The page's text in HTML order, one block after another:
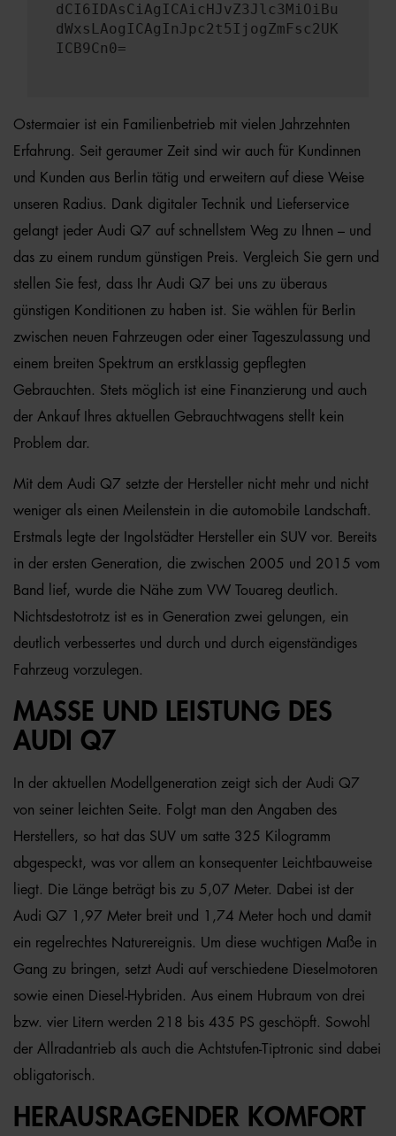
dCI6IDAsCiAgICAicHJvZ3Jlc3MiOiBu
dWxsLAogICAgInJpc2t5IjogZmFsc2UK
ICB9Cn0=
Ostermaier ist ein Familienbetrieb mit vielen Jahrzehnten
Erfahrung. Seit geraumer Zeit sind wir auch für Kundinnen
und Kunden aus Berlin tätig und erweitern auf diese Weise
unseren Radius. Dank digitaler Technik und Lieferservice
gelangt jeder Audi Q7 auf schnellstem Weg zu Ihnen – und
das zu einem rundum günstigen Preis. Vergleich Sie gern und
stellen Sie fest, dass Ihr Audi Q7 bei uns zu überaus
günstigen Konditionen zu haben ist. Sie wählen für Berlin
zwischen neuen Fahrzeugen oder einer Tageszulassung und
einem breiten Spektrum an erstklassig gepflegten
Gebrauchten. Stets möglich ist eine Finanzierung und auch
der Ankauf Ihres aktuellen Gebrauchtwagens stellt kein
Problem dar.
Mit dem Audi Q7 setzte der Hersteller nicht mehr und nicht
weniger als einen Meilenstein in die automobile Landschaft.
Erstmals legte der Ingolstädter Hersteller ein SUV vor. Bereits
in der ersten Generation, die zwischen 2005 und 2015 vom
Band lief, wurde die Nähe zum VW Touareg deutlich.
Nichtsdestotrotz ist es in Generation zwei gelungen, ein
deutlich verbessertes und durch und durch eigenständiges
Fahrzeug vorzulegen.
MASSE UND LEISTUNG DES A
UDI Q7
In der aktuellen Modellgeneration zeigt sich der Audi Q7
von seiner leichten Seite. Folgt man den Angaben des
Herstellers, so hat das SUV um satte 325 Kilogramm
abgespeckt, was vor allem an konsequenter Leichtbauweise
liegt. Die Länge beträgt bis zu 5,07 Meter. Dabei ist der
Audi Q7 1,97 Meter breit und 1,74 Meter hoch und damit
ein regelrechtes Naturereignis. Um diese wuchtigen Maße in
Gang zu bringen, setzt Audi auf verschiedene Dieselmotoren
sowie einen Diesel-Hybriden. Aus einem Hubraum von drei
bzw. vier Litern werden 218 bis 435 PS geschöpft. Sowohl
der Allradantrieb als auch die Achtstufen-Tiptronic sind dabei
obligatorisch.
HERAUSRAGENDER KOMFORT